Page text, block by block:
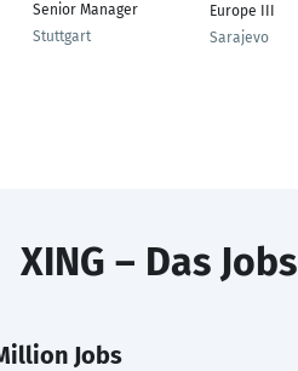
Senior Manager
Stuttgart
Europe III
Sarajevo
XING – Das
Jobs